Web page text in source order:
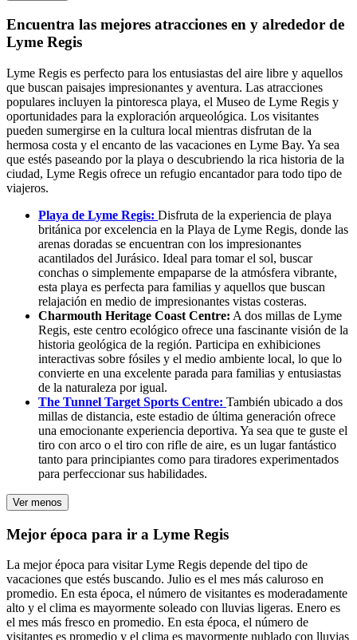
Encuentra las mejores atracciones en y alrededor de
Lyme Regis
Lyme Regis es perfecto para los entusiastas del aire libre y aquellos
que buscan paisajes impresionantes y aventura. Las atracciones
populares incluyen la pintoresca playa, el Museo de Lyme Regis y
oportunidades para la exploración arqueológica. Los visitantes
pueden sumergirse en la cultura local mientras disfrutan de la
hermosa costa y el encanto de las vacaciones en Lyme Bay. Ya sea
que estés paseando por la playa o descubriendo la rica historia de la
ciudad, Lyme Regis ofrece un refugio encantador para todo tipo de
viajeros.
Playa de Lyme Regis: Disfruta de la experiencia de playa
británica por excelencia en la Playa de Lyme Regis, donde las
arenas doradas se encuentran con los impresionantes
acantilados del Jurásico. Ideal para tomar el sol, buscar
conchas o simplemente empaparse de la atmósfera vibrante,
esta playa es perfecta para familias y aquellos que buscan
relajación en medio de impresionantes vistas costeras.
Charmouth Heritage Coast Centre: A dos millas de Lyme
Regis, este centro ecológico ofrece una fascinante visión de la
historia geológica de la región. Participa en exhibiciones
interactivas sobre fósiles y el medio ambiente local, lo que lo
convierte en una excelente parada para familias y entusiastas
de la naturaleza por igual.
The Tunnel Target Sports Centre: También ubicado a dos
millas de distancia, este estadio de última generación ofrece
una emocionante experiencia deportiva. Ya sea que te guste el
tiro con arco o el tiro con rifle de aire, es un lugar fantástico
tanto para principiantes como para tiradores experimentados
para perfeccionar sus habilidades.
Ver menos
Mejor época para ir a Lyme Regis
La mejor época para visitar Lyme Regis depende del tipo de
vacaciones que estés buscando. Julio es el mes más caluroso en
promedio. En esta época, el número de visitantes es moderadamente
alto y el clima es mayormente soleado con lluvias ligeras. Enero es
el mes más fresco en promedio. En esta época, el número de
visitantes es promedio y el clima es mayormente nublado con lluvias